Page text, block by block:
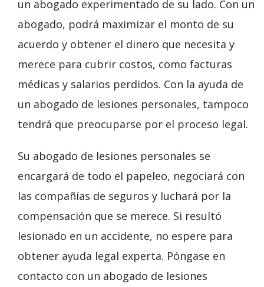
un abogado experimentado de su lado. Con un
abogado, podrá maximizar el monto de su
acuerdo y obtener el dinero que necesita y
merece para cubrir costos, como facturas
médicas y salarios perdidos. Con la ayuda de
un abogado de lesiones personales, tampoco
tendrá que preocuparse por el proceso legal.
Su abogado de lesiones personales se
encargará de todo el papeleo, negociará con
las compañías de seguros y luchará por la
compensación que se merece. Si resultó
lesionado en un accidente, no espere para
obtener ayuda legal experta. Póngase en
contacto con un abogado de lesiones